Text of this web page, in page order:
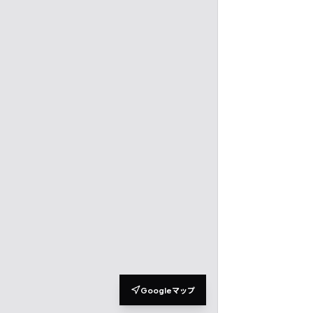
Googleマップ